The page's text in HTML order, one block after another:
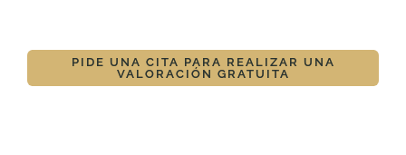
PIDE UNA CITA PARA REALIZAR UNA
VALORACIÓN GRATUITA